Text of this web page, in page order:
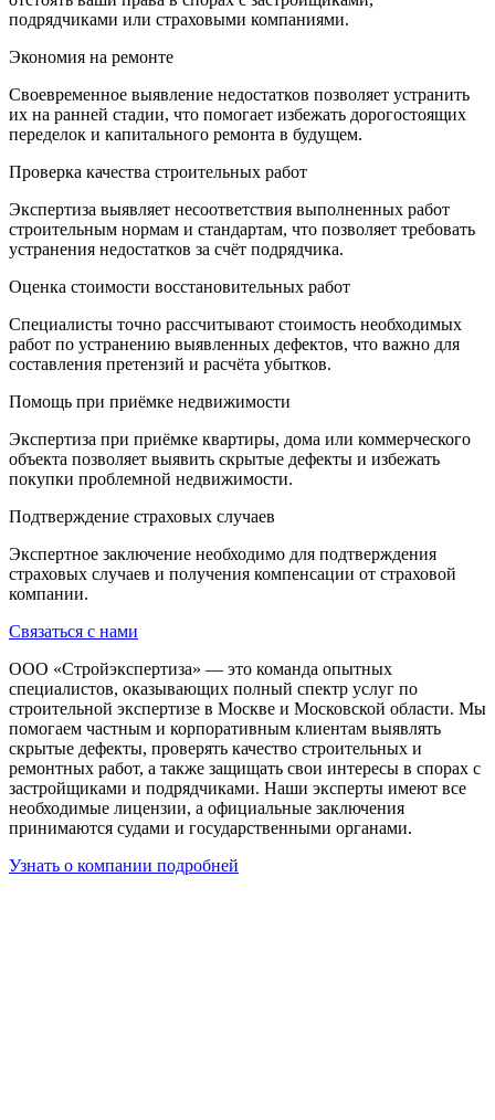
подрядчиками или страховыми компаниями.
Экономия на ремонте
Своевременное выявление недостатков позволяет устранить
их на ранней стадии, что помогает избежать дорогостоящих
переделок и капитального ремонта в будущем.
Проверка качества строительных работ
Экспертиза выявляет несоответствия выполненных работ
строительным нормам и стандартам, что позволяет требовать
устранения недостатков за счёт подрядчика.
Оценка стоимости восстановительных работ
Специалисты точно рассчитывают стоимость необходимых
работ по устранению выявленных дефектов, что важно для
составления претензий и расчёта убытков.
Помощь при приёмке недвижимости
Экспертиза при приёмке квартиры, дома или коммерческого
объекта позволяет выявить скрытые дефекты и избежать
покупки проблемной недвижимости.
Подтверждение страховых случаев
Экспертное заключение необходимо для подтверждения
страховых случаев и получения компенсации от страховой
компании.
Связаться с нами
ООО «Стройэкспертиза» — это команда опытных
специалистов, оказывающих полный спектр услуг по
строительной экспертизе в Москве и Московской области. Мы
помогаем частным и корпоративным клиентам выявлять
скрытые дефекты, проверять качество строительных и
ремонтных работ, а также защищать свои интересы в спорах с
застройщиками и подрядчиками. Наши эксперты имеют все
необходимые лицензии, а официальные заключения
принимаются судами и государственными органами.
Узнать о компании подробней